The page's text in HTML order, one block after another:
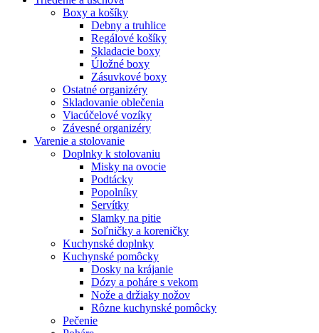
Boxy a košíky
Debny a truhlice
Regálové košíky
Skladacie boxy
Úložné boxy
Zásuvkové boxy
Ostatné organizéry
Skladovanie oblečenia
Viacúčelové vozíky
Závesné organizéry
Varenie a stolovanie
Doplnky k stolovaniu
Misky na ovocie
Podtácky
Popolníky
Servítky
Slamky na pitie
Soľničky a koreničky
Kuchynské doplnky
Kuchynské pomôcky
Dosky na krájanie
Dózy a poháre s vekom
Nože a držiaky nožov
Rôzne kuchynské pomôcky
Pečenie